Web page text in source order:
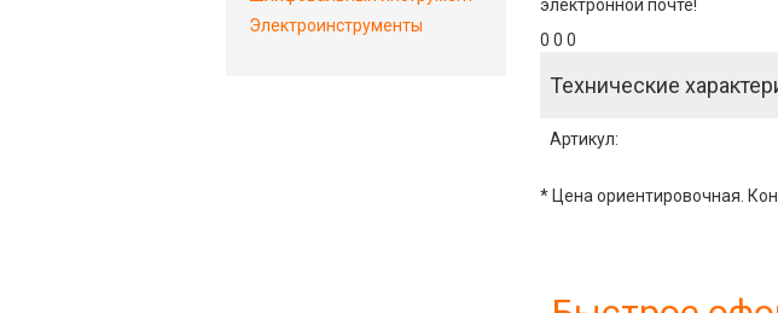
электронной почте!
0 0 0
Технические
Артикул:
* Цена ориентировочная.
Электроинструменты